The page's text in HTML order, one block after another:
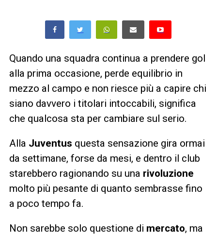
Quando una squadra continua a prendere gol
alla prima occasione, perde equilibrio in
mezzo al campo e non riesce più a capire chi
siano davvero i titolari intoccabili, significa
che qualcosa sta per cambiare sul serio.
Alla Juventus questa sensazione gira ormai
da settimane, forse da mesi, e dentro il club
starebbero ragionando su una rivoluzione
molto più pesante di quanto sembrasse fino
a poco tempo fa.
Non sarebbe solo questione di mercato, ma